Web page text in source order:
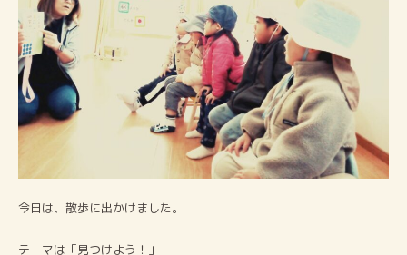
今日は、散歩に出かけました。
テーマは「見つけよう！」